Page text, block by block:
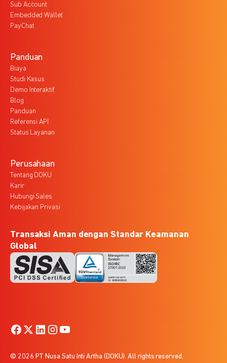
Sub Account
Embedded Wallet
PayChat
Panduan
Biaya
Studi Kasus
Demo Interaktif
Blog
Panduan
Referensi API
Status Layanan
Perusahaan
Tentang DOKU
Karir
Hubungi Sales
Kebijakan Privasi
Transaksi Aman dengan Standar Keamanan
Global
© 2026 PT Nusa Satu Inti Artha (DOKU). All rights reserved.